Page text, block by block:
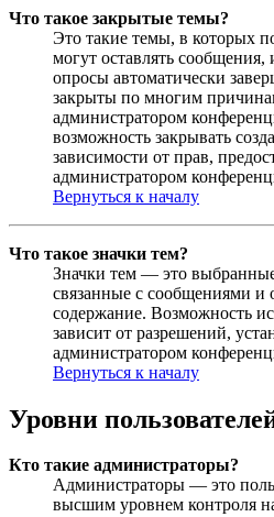
Что такое закрытые темы?
Это такие темы, в которых
могут оставлять
опросы автоматически
закрыты по многим
администратором
возможность закрывать
зависимости от прав,
администратором
Вернуться к началу
Что такое значки тем?
Значки тем — это
связанные с сообщениями
содержание. Возможность
зависит от разрешений,
администратором
Вернуться к началу
Уровни
Кто такие администраторы?
Администраторы — это
высшим уровнем контроля